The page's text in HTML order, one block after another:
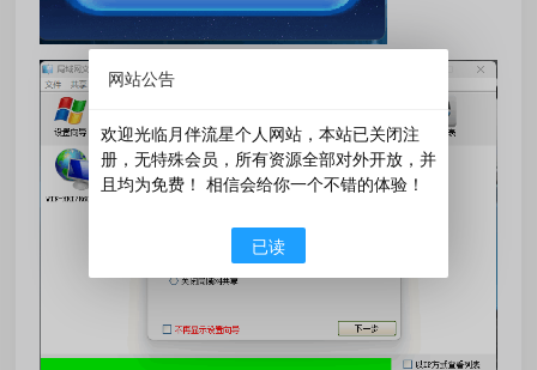
网站公告
欢迎光临月伴流星个人网站，本站已关闭注
册，无特殊会员，所有资源全部对外开放，并
且均为免费！ 相信会给你一个不错的体验！
已读